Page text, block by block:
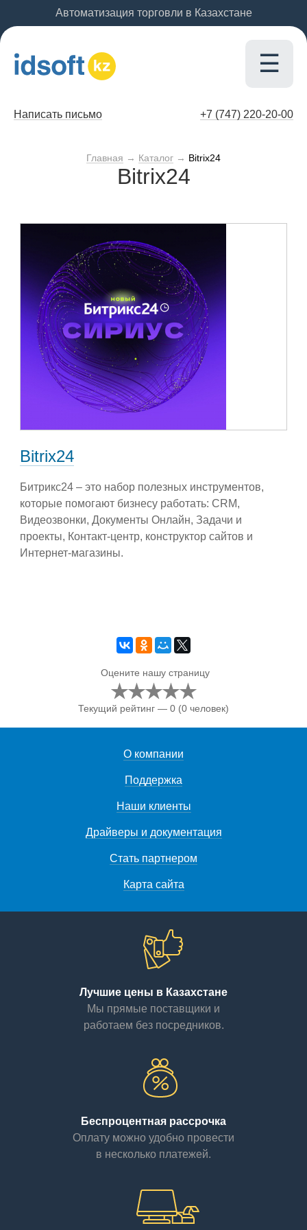
Автоматизация торговли в Казахстане
☰
Написать письмо +7 (747) 220-20-00
Главная → Каталог → Bitrix24
Bitrix24
Bitrix24
Битрикс24 – это набор полезных инструментов,
которые помогают бизнесу работать: CRM,
Видеозвонки, Документы Онлайн, Задачи и
проекты, Контакт-центр, конструктор сайтов и
Интернет-магазины.
Оцените нашу страницу
Текущий рейтинг — 0 (0 человек)
О компании
Поддержка
Наши клиенты
Драйверы и документация
Стать партнером
Карта сайта
Лучшие цены в Казахстане
Мы прямые поставщики и
работаем без посредников.
Беспроцентная рассрочка
Оплату можно удобно провести
в несколько платежей.